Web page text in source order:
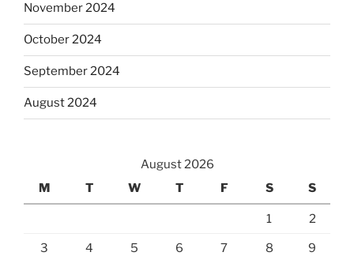
November 2024
October 2024
September 2024
August 2024
August 2026
M
T W T F S S
1 2
3 4 5 6 7 8 9